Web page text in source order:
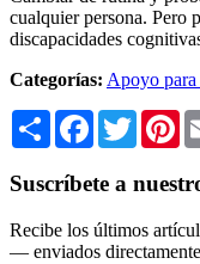
cualquier persona. Pero
discapacidades
Categorías: Apoyo
Share Facebook
Twitter
Suscríbete a
Recibe los últimos
— enviados